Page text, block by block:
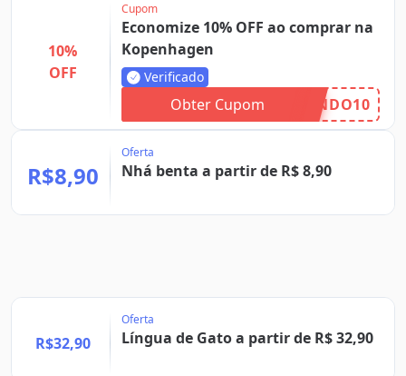
10%
OFF
Cupom
Economize 10% OFF ao comprar na
Kopenhagen
Verificado
Obter Cupom NDO10
R$8,90
Oferta
Nhá benta a partir de R$ 8,90
R$32,90
Oferta
Língua de Gato a partir de R$ 32,90